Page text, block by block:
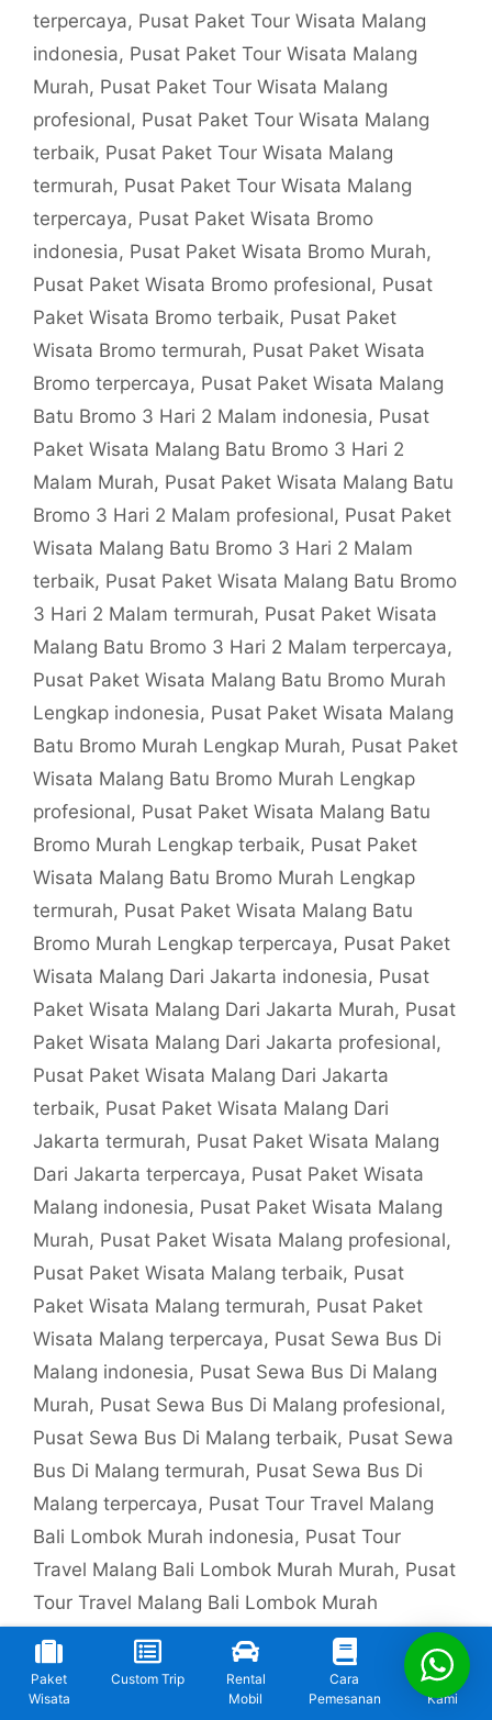
terpercaya, Pusat Paket Tour Wisata Malang
indonesia, Pusat Paket Tour Wisata Malang
Murah, Pusat Paket Tour Wisata Malang
profesional, Pusat Paket Tour Wisata Malang
terbaik, Pusat Paket Tour Wisata Malang
termurah, Pusat Paket Tour Wisata Malang
terpercaya, Pusat Paket Wisata Bromo
indonesia, Pusat Paket Wisata Bromo Murah,
Pusat Paket Wisata Bromo profesional, Pusat
Paket Wisata Bromo terbaik, Pusat Paket
Wisata Bromo termurah, Pusat Paket Wisata
Bromo terpercaya, Pusat Paket Wisata Malang
Batu Bromo 3 Hari 2 Malam indonesia, Pusat
Paket Wisata Malang Batu Bromo 3 Hari 2
Malam Murah, Pusat Paket Wisata Malang Batu
Bromo 3 Hari 2 Malam profesional, Pusat Paket
Wisata Malang Batu Bromo 3 Hari 2 Malam
terbaik, Pusat Paket Wisata Malang Batu Bromo
3 Hari 2 Malam termurah, Pusat Paket Wisata
Malang Batu Bromo 3 Hari 2 Malam terpercaya,
Pusat Paket Wisata Malang Batu Bromo Murah
Lengkap indonesia, Pusat Paket Wisata Malang
Batu Bromo Murah Lengkap Murah, Pusat Paket
Wisata Malang Batu Bromo Murah Lengkap
profesional, Pusat Paket Wisata Malang Batu
Bromo Murah Lengkap terbaik, Pusat Paket
Wisata Malang Batu Bromo Murah Lengkap
termurah, Pusat Paket Wisata Malang Batu
Bromo Murah Lengkap terpercaya, Pusat Paket
Wisata Malang Dari Jakarta indonesia, Pusat
Paket Wisata Malang Dari Jakarta Murah, Pusat
Paket Wisata Malang Dari Jakarta profesional,
Pusat Paket Wisata Malang Dari Jakarta
terbaik, Pusat Paket Wisata Malang Dari
Jakarta termurah, Pusat Paket Wisata Malang
Dari Jakarta terpercaya, Pusat Paket Wisata
Malang indonesia, Pusat Paket Wisata Malang
Murah, Pusat Paket Wisata Malang profesional,
Pusat Paket Wisata Malang terbaik, Pusat
Paket Wisata Malang termurah, Pusat Paket
Wisata Malang terpercaya, Pusat Sewa Bus Di
Malang indonesia, Pusat Sewa Bus Di Malang
Murah, Pusat Sewa Bus Di Malang profesional,
Pusat Sewa Bus Di Malang terbaik, Pusat Sewa
Bus Di Malang termurah, Pusat Sewa Bus Di
Malang terpercaya, Pusat Tour Travel Malang
Bali Lombok Murah indonesia, Pusat Tour
Travel Malang Bali Lombok Murah Murah, Pusat
Tour Travel Malang Bali Lombok Murah
profesional
,Pusat Tour Travel Malang Bali
Lombok Murah terbaik , Pusat Tour Travel
Malang Bali Lombok Murah termurah,Pusat
Paket
Wisata
Custom Trip
Rental
Mobil
Cara
Pemesanan
Kontak
Kami